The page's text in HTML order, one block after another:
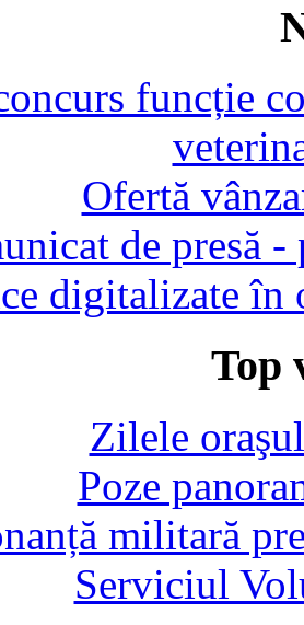
funcție
Ofertă
de presă
digitalizate în
Top
Zilele
Poze
militară
Serviciul